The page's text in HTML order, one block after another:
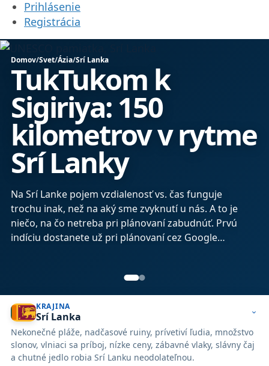
Prihlásenie
Registrácia
Domov/Svet/Ázia/Srí Lanka
TukTukom k
Sigiriya: 150
kilometrov v rytme
Srí Lanky
Na Srí Lanke pojem vzdialenosť vs. čas funguje
trochu inak, než na aký sme zvyknutí u nás. A to je
niečo, na čo netreba pri plánovaní zabudnúť. Prvú
indíciu dostanete už pri plánovaní cez Google
KRAJINA
Srí Lanka
Nekonečné pláže, nadčasové ruiny, prívetiví ľudia, množstvo
slonov, vlniaci sa príboj, nízke ceny, zábavné vlaky, slávny čaj
a chutné jedlo robia Srí Lanku neodolateľnou.
expand_more